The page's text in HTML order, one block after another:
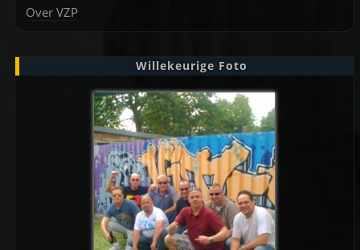
Over VZP
Willekeurige Foto